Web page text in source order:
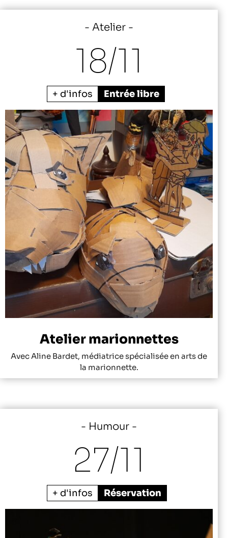
Atelier
18/11
+ d'infos Entrée libre
Atelier marionnettes
Avec Aline Bardet, médiatrice spécialisée en arts de
la marionnette.
Humour
27/11
+ d'infos Réservation